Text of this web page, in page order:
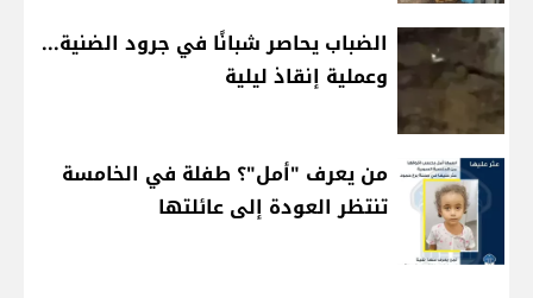
الضباب يحاصر شبانًا في جرود الضنية...
وعملية إنقاذ ليلية
من يعرف "أمل"؟ طفلة في الخامسة
تنتظر العودة إلى عائلتها